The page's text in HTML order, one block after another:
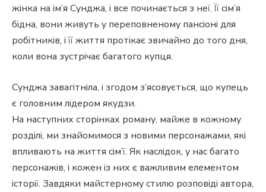
жінка на ім’я Сунджа, і все починається з неї. Її сім’я
бідна, вони живуть у переповненому пансіоні для
робітників, і її життя протікає звичайно до того дня,
коли вона зустрічає багатого купця.
Сунджа завагітніла, і згодом з’ясовується, що купець
є головним лідером якудзи.
На наступних сторінках роману, майже в кожному
розділі, ми знайомимося з новими персонажами, які
впливають на життя сім’ї. Як наслідок, у нас багато
персонажів, і кожен із них є важливим елементом
історії. Завдяки майстерному стилю розповіді автора,